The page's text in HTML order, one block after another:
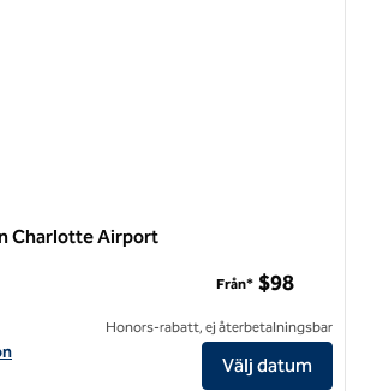
Charlotte Airport
Hilton Garden Inn Charlotte Airport
Från* $98
Honors-rabatt, ej återbetalningsbar
Välj datum